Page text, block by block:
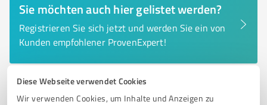
Diese Webseite verwendet Cookies
Wir verwenden Cookies, um Inhalte und Anzeigen zu
Sie möchten auch hier gelistet werden?
Registrieren Sie sich jetzt und werden Sie ein von
Kunden empfohlener ProvenExpert!
6 IT-Dienstleistungen